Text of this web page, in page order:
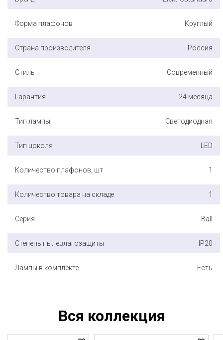
Форма плафонов Круглый
Страна производителя Россия
Стиль Современный
Гарантия 24 месяца
Тип лампы Светодиодная
Тип цоколя LED
Количество плафонов, шт 1
Количество товара на складе 1
Серия Ball
Степень пылевлагозащиты IP20
Лампы в комплекте Есть
Вся коллекция